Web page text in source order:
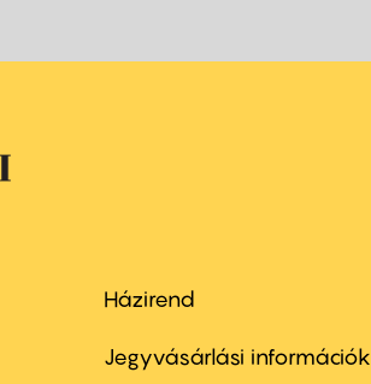
Footer
menu
Házirend
Jegyvásárlási információk